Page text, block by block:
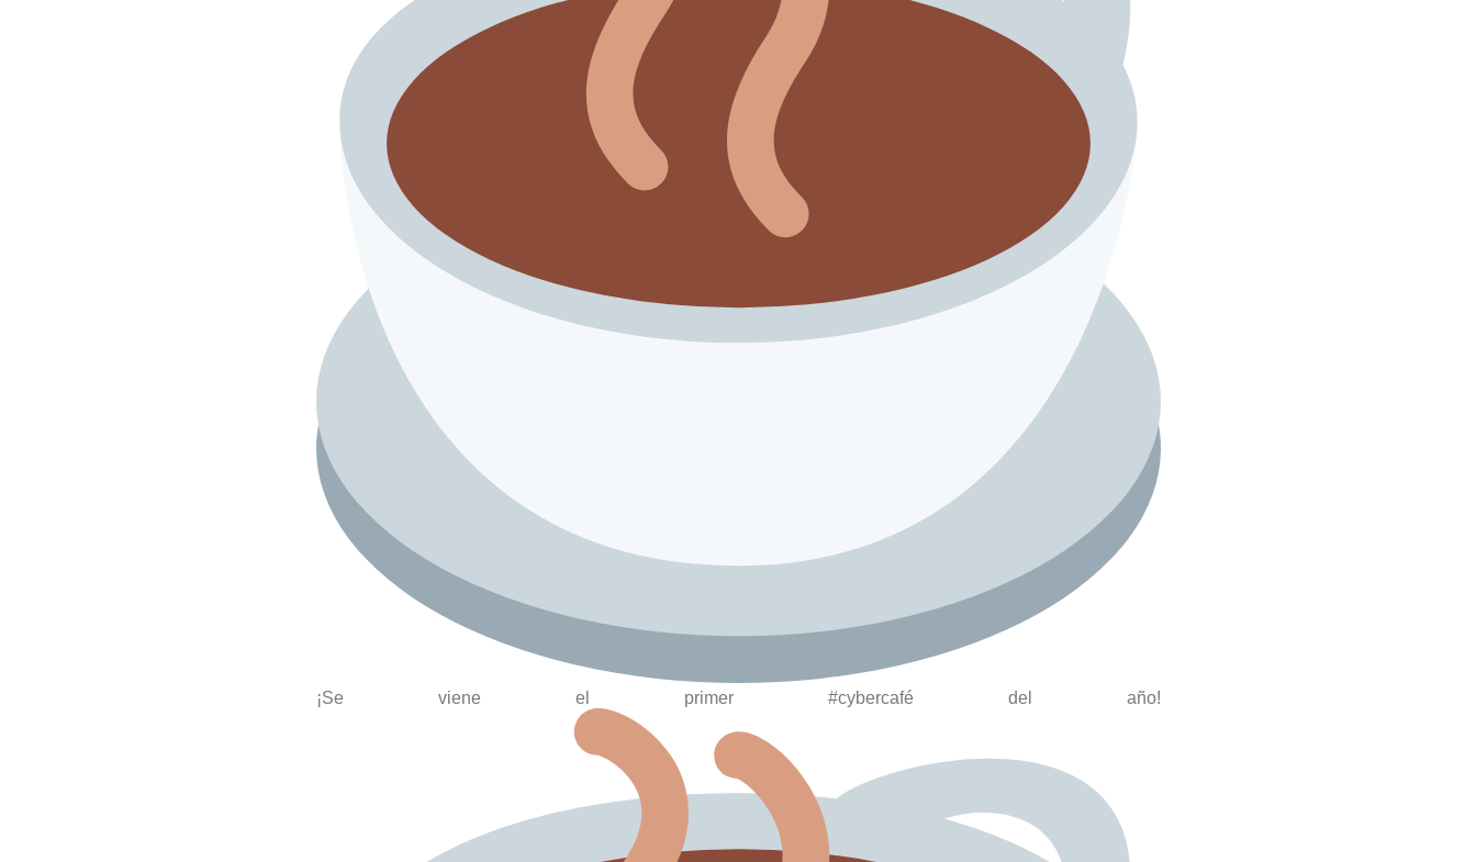
¡Se viene el primer #cybercafé del año!